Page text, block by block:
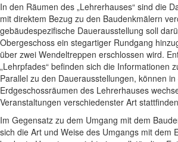
In den Räumen des „Lehrerhauses“ sind die
mit direktem Bezug zu den Baudenkmälern
gebäudespezifische Dauerausstellung soll
Obergeschoss ein stegartiger Rundgang
über zwei Wendeltreppen erschlossen wird.
„Lehrpfades“ befinden sich die Informationen
Parallel zu den Dauerausstellungen, können in
Erdgeschossräumen des Lehrerhauses
Veranstaltungen verschiedenster Art
Im Gegensatz zu dem Umgang mit dem
sich die Art und Weise des Umgangs mit dem